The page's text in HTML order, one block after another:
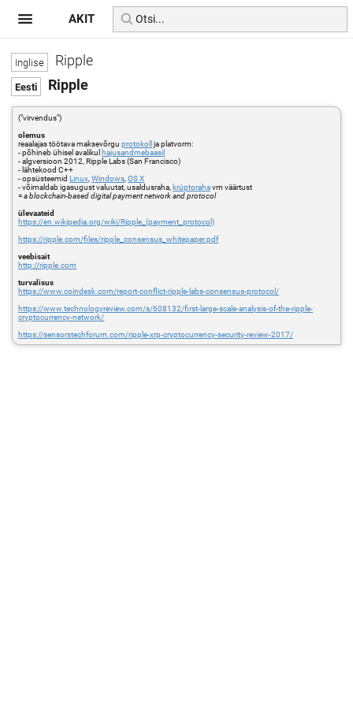
Ripple
Ripple
("virvendus")
olemus
reaalajas töötava maksevõrguprotokoll ja platvorm:
- põhineb ühisel avalikul hajusandmebaasil
- algversioon 2012, Ripple Labs (San Francisco)
- lähtekood C++
- opsüsteemidLinux ,Windows ,OS X
- võimaldab igasugust valuutat, usaldusraha, krüptorahavm väärtust
=a blockchain-based digital payment network and protocol
ülevaateid
https://en.wikipedia.org/wiki/Ripple_(payment_protocol)
https://ripple.com/files/ripple_consensus_whitepaper.pdf
veebisait
http://ripple.com
turvalisus
https://www.coindesk.com/report-conflict-ripple-labs-consensus-protocol/
https://www.technologyreview.com/s/608132/first-large-scale-analysis-of-the-ripple-
cryptocurrency-network/
https://sensorstechforum.com/ripple-xrp-cryptocurrency-security-review-2017/
AKIT